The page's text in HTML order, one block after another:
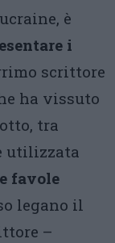
è
i
scrittore
ha vissuto
tra
utilizzata
favole
legano il
–